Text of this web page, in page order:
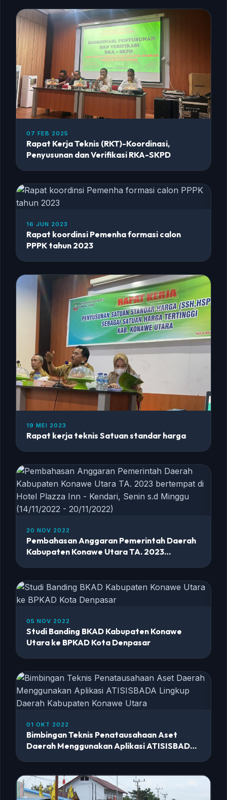
07 FEB 2025
Rapat Kerja Teknis (RKT)-Koordinasi,
Penyusunan dan Verifikasi RKA-SKPD
16 JUN 2023
Rapat koordinsi Pemenha formasi calon
PPPK tahun 2023
19 MEI 2023
Rapat kerja teknis Satuan standar harga
20 NOV 2022
Pembahasan Anggaran Pemerintah Daerah
Kabupaten Konawe Utara TA. 2023
05 NOV 2022
Studi Banding BKAD Kabupaten Konawe
Utara ke BPKAD Kota Denpasar
01 OKT 2022
Bimbingan Teknis Penatausahaan Aset
Daerah Menggunakan Aplikasi ATISISBADA